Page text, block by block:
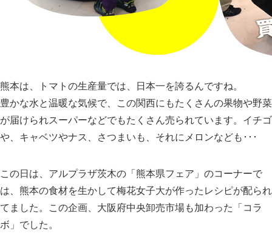
熊本は、トマトの生産量では、日本一を誇るんですね。
豊かな水と温暖な気候で、この関西にもたくさんの果物や野菜
が届けられスーパーなどでもたくさん売られています。イチゴ
や、キャベツやナス、さつまいも、それにメロンなども･･･
この日は、アルプラザ茨木の「熊本県フェア」のコーナーで
は、熊本の食材を生かして梅花女子大が作ったレシピが配られ
てました。この企画、大阪府中央卸売市場も加わった「コラ
ボ」でした。